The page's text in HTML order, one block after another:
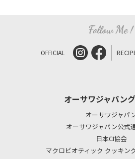
OFFICIAL
オーサワジャパン
オーサワジャパ
オーサワジャパン公式
日本CI協会
マクロビオティック クッキン